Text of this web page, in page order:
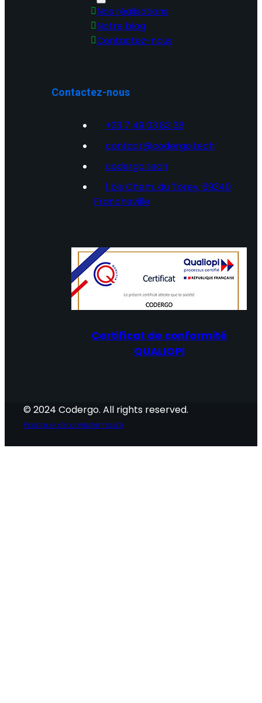
Nos réalisations
Notre blog
Contactez-nous
Contactez-nous
+33 7 49 03 83 38
contact@codergo.tech
codergo.tech
1 bis Chem. du Torey, 69340
Francheville
Certificat de conformité
QUALIOPI
© 2024 Codergo. All rights reserved.
Politique de confidentialité